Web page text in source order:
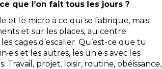
que l’on fait tous les jours ?
et le micro à ce qui se fabrique, mais
et sur les places, au centre
cages d’escalier. Qu’est-ce que tu
et les autres, les un·e·s avec les
Travail, projet, loisir, routine, obéissance,